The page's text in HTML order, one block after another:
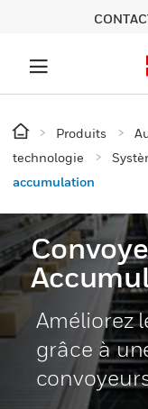
Produits
technologie
accumulation
Améliorez
grâce à